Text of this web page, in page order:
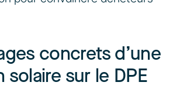
concrets d’une
solaire sur le DPE